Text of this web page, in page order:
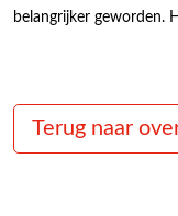
belangrijker geworden.
Deze digitale
digitale tachograaf
Terug naar